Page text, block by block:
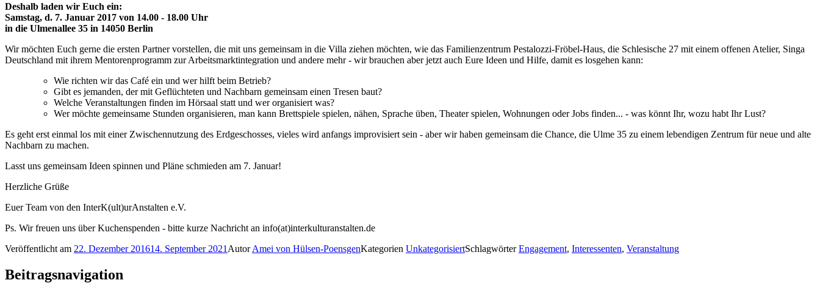
Deshalb laden wir Euch ein:
Samstag, d. 7. Januar 2017 von 14.00 - 18.00 Uhr
in die Ulmenallee 35 in 14050 Berlin
Wir möchten Euch gerne die ersten Partner vorstellen, die mit uns gemeinsam in die Villa ziehen möchten, wie das Familienzentrum Pestalozzi-Fröbel-Haus, die Schlesische 27 mit einem offenen Atelier, Singa
Deutschland mit ihrem Mentorenprogramm zur Arbeitsmarktintegration und andere mehr - wir brauchen aber jetzt auch Eure Ideen und Hilfe, damit es losgehen kann:
Wie richten wir das Café ein und wer hilft beim Betrieb?
Gibt es jemanden, der mit Geflüchteten und Nachbarn gemeinsam einen Tresen baut?
Welche Veranstaltungen finden im Hörsaal statt und wer organisiert was?
Wer möchte gemeinsame Stunden organisieren, man kann Brettspiele spielen, nähen, Sprache üben, Theater spielen, Wohnungen oder Jobs finden... - was könnt Ihr, wozu habt Ihr Lust?
Es geht erst einmal los mit einer Zwischennutzung des Erdgeschosses, vieles wird anfangs improvisiert sein - aber wir haben gemeinsam die Chance, die Ulme 35 zu einem lebendigen Zentrum für neue und alte
Nachbarn zu machen.
Lasst uns gemeinsam Ideen spinnen und Pläne schmieden am 7. Januar!
Herzliche Grüße
Euer Team von den InterK(ult)urAnstalten e.V.
Ps. Wir freuen uns über Kuchenspenden - bitte kurze Nachricht an info(at)interkulturanstalten.de
Veröffentlicht am 22. Dezember 201614. September 2021 AutorAmei von Hülsen-PoensgenKategorien UnkategorisiertSchlagwörterEngagement, Interessenten, Veranstaltung
Beitragsnavigation